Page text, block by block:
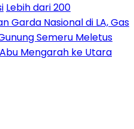
Lebih dari 200
Garda Nasional di LA, Gas
Semeru Meletus
Mengarah ke Utara